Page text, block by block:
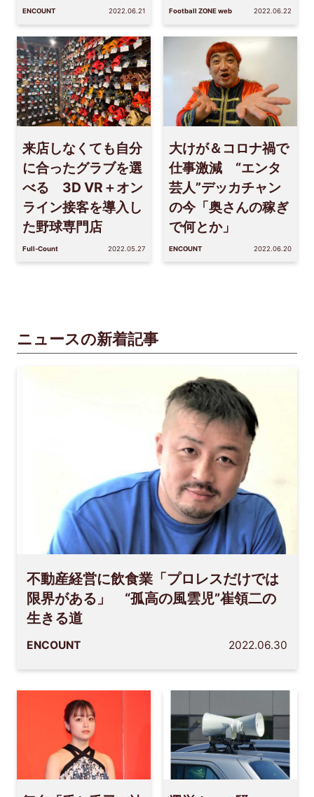
ENCOUNT 2022.06.21 Football ZONE web 2022.06.22
来店しなくても自分
に合ったグラブを選
べる 3D VR＋オン
ライン接客を導入し
た野球専門店
Full-Count 2022.05.27
大けが＆コロナ禍で
仕事激減 “エンタ
芸人”デッカチャン
の今「奥さんの稼ぎ
で何とか」
ENCOUNT 2022.06.20
ニュースの新着記事
不動産経営に飲食業「プロレスだけでは
限界がある」 “孤高の風雲児”崔領二の
生きる道
ENCOUNT 2022.06.30